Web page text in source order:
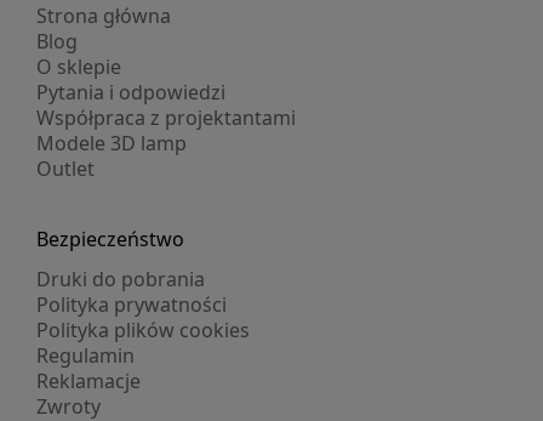
Strona główna
Blog
O sklepie
Pytania i odpowiedzi
Współpraca z projektantami
Modele 3D lamp
Outlet
Bezpieczeństwo
Druki do pobrania
Polityka prywatności
Polityka plików cookies
Regulamin
Reklamacje
Zwroty